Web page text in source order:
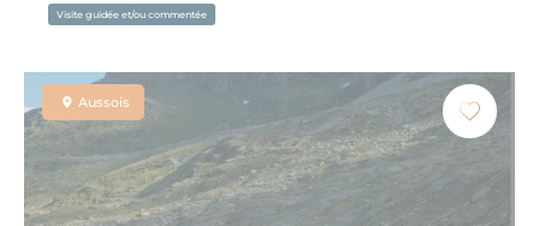
Visite guidée et/ou commentée
Aussois